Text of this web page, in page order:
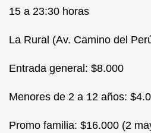
15 a 23:30 horas
La Rural (Av. Camino del
Entrada general: $8.000
Menores de 2 a 12 años:
Promo familia: $16.000 (2